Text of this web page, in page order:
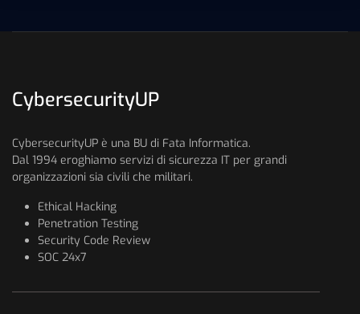
CybersecurityUP
CybersecurityUP è una BU di Fata Informatica.
Dal 1994 eroghiamo servizi di sicurezza IT per grandi
organizzazioni sia civili che militari.
Ethical Hacking
Penetration Testing
Security Code Review
SOC 24x7